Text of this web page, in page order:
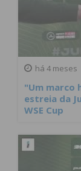
há 4 meses
"Um marco
estreia da
WSE Cup